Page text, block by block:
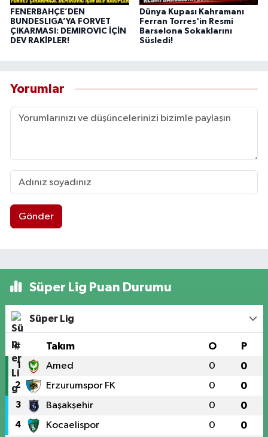
FENERBAHÇE’DEN
BUNDESLIGA’YA FORVET
ÇIKARMASI: DEMIROVIC İÇİN
DEV RAKİPLER!
Dünya Kupası Kahramanı
Ferran Torres'in Resmi
Barselona Sokaklarını
Süsledi!
Yorumlar
Gönder
Süper Lig Puan Durumu
Süper Lig
# Takım O P
1 Amed 0 0
2 Erzurumspor FK 0 0
3 Başakşehir 0 0
4 Kocaelispor 0 0